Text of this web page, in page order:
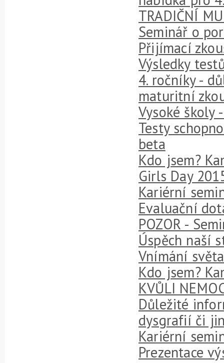
TRADIČNÍ
Seminář o
Přijímací
Výsledky
4. ročníky -
maturitní
Vysoké školy
Testy
beta
Kdo jsem?
Girls Day
Kariérní
Evaluační
POZOR -
Úspěch naší
Vnímání
Kdo jsem?
KVŮLI
Důležité
dysgrafií či
Kariérní
Prezentace